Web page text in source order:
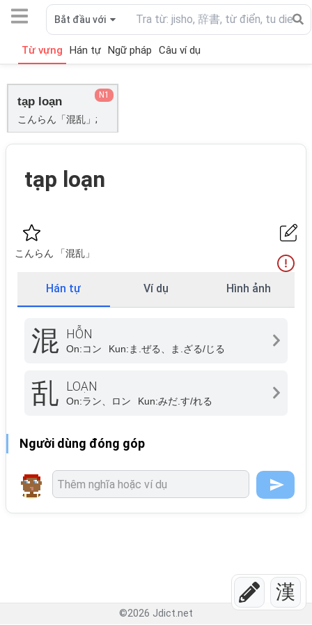
漢
Bắt đầu với
Từ vựng Hán tự Ngữ pháp Câu ví dụ
tạp loạn
こんらん「混乱」;
N1
tạp loạn
こんらん 「混乱」
Hán tự Ví dụ Hình ảnh
混 HỖN
On:コン Kun: ま.ぜる、ま.ざる/じる
乱 LOẠN
On:ラン、ロン Kun:みだ.す/れる
Người dùng đóng góp
©2026 Jdict.net